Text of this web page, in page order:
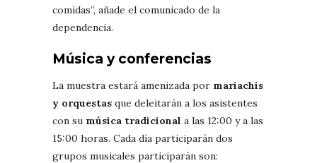
comidas”, añade el comunicado de la
dependencia.
Música y conferencias
La muestra estará amenizada por mariachis
y orquestas que deleitarán a los asistentes
con su música tradicional a las 12:00 y a las
15:00 horas. Cada día participarán dos
grupos musicales participarán son: